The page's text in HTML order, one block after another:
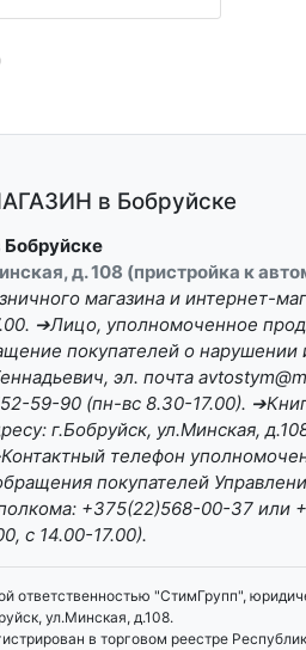
в Бобруйске
д. 108 (пристройка к
магазина и интернет-
➔Лицо, уполномоченное
покупателей о нарушении
эл. почта
59-90 (пн-вс 8.30-17.00).
г.Бобруйск, ул.Минская,
телефон
покупателей
+375(22)568-00-37 или
с 14.00-17.00).
ответственностью "СтимГрупп",
ул.Минская, д.108.
в торговом реестре